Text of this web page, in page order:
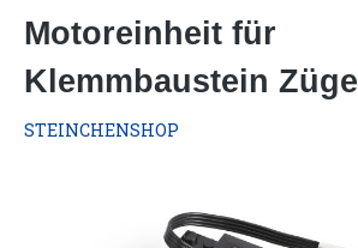
Motoreinheit für
Klemmbaustein Züge
STEINCHENSHOP